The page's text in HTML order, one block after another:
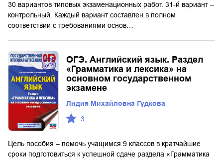
30 вариантов типовых экзаменационных работ. 31-й вариант –
контрольный. Каждый вариант составлен в полном
соответствии с требованиями основ…
ОГЭ. Английский язык. Раздел
«Грамматика и лексика» на
основном государственном
экзамене
Лидия Михайловна Гудкова
3
Цель пособия – помочь учащимся 9 классов в кратчайшие
сроки подготовиться к успешной сдаче раздела «Грамматика